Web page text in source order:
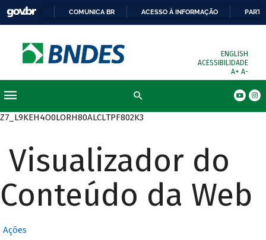
COMUNICA BR ACESSO À INFORMAÇÃO
ENGLISH
ACESSIBILIDADE
A+ A-
Z7_L9KEH4O0LORH80ALCLTPF802K3
Visualizador do
Conteúdo da Web
Ações